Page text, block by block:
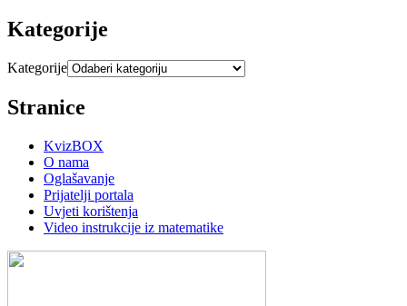
Kategorije
Kategorije
Stranice
KvizBOX
O nama
Oglašavanje
Prijatelji portala
Uvjeti korištenja
Video instrukcije iz matematike